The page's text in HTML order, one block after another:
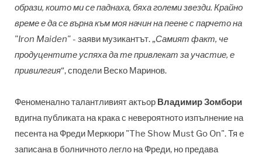
образи, които ми се паднаха, бяха големи звезди. Крайно
време е да се върна към моя начин на пеене с парчето на
"Iron Maiden" - заяви музикантът. „Самият факт, че
продуцентите успяха да те привлекат за участие, е
привилегия“, сподели Веско Маринов.
Феноменално талантливият актьор Владимир Зомбори
вдигна публиката на крака с невероятното изпълнение на
песента на Фреди Меркюри "The Show Must Go On". Тя е
записана в болничното легло на Фреди, но предава